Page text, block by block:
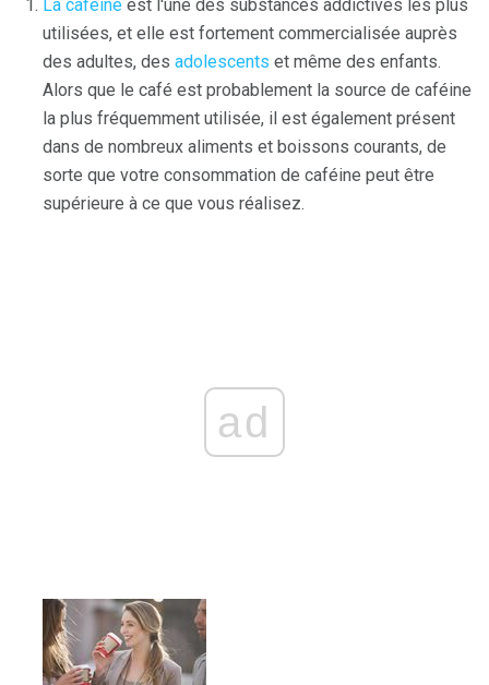
La caféine est l'une des substances addictives les plus
utilisées, et elle est fortement commercialisée auprès
des adultes, des adolescents et même des enfants.
Alors que le café est probablement la source de caféine
la plus fréquemment utilisée, il est également présent
dans de nombreux aliments et boissons courants, de
sorte que votre consommation de caféine peut être
supérieure à ce que vous réalisez.
ad